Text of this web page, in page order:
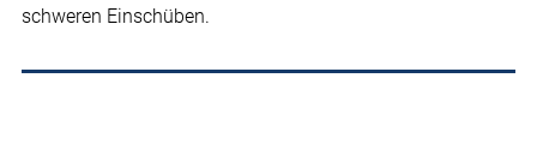
schweren Einschüben.